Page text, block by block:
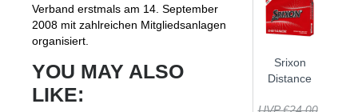
HANDSCHUHE
ZUBEHÖR
Verband erstmals am 14. September
2008 mit zahlreichen Mitgliedsanlagen
organisiert.
YOU MAY ALSO
LIKE:
Srixon
Distance